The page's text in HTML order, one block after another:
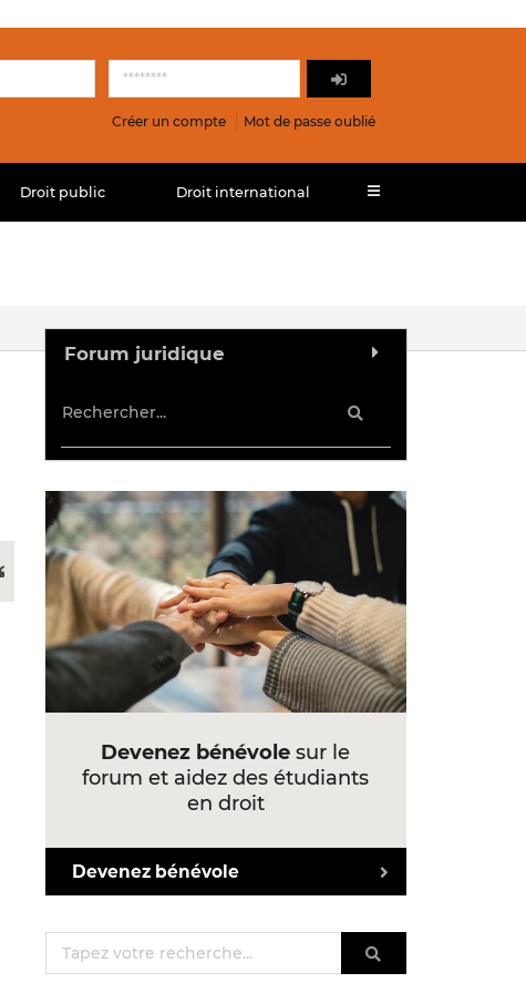
Créer un compte Mot de passe oublié
Droit public Droit international
Forum juridique
Devenez bénévole sur le
forum et aidez des étudiants
en droit
Devenez bénévole